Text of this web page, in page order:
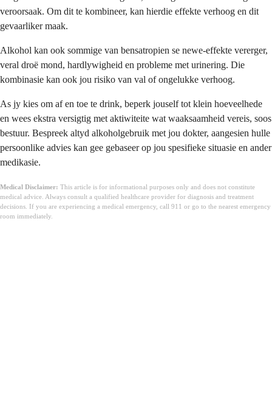
veroorsaak. Om dit te kombineer, kan hierdie effekte verhoog en dit
gevaarliker maak.
Alkohol kan ook sommige van bensatropien se newe-effekte vererger,
veral droë mond, hardlywigheid en probleme met urinering. Die
kombinasie kan ook jou risiko van val of ongelukke verhoog.
As jy kies om af en toe te drink, beperk jouself tot klein hoeveelhede
en wees ekstra versigtig met aktiwiteite wat waaksaamheid vereis, soos
bestuur. Bespreek altyd alkoholgebruik met jou dokter, aangesien hulle
persoonlike advies kan gee gebaseer op jou spesifieke situasie en ander
medikasie.
Medical Disclaimer: This article is for informational purposes only and does not constitute
medical advice. Always consult a qualified healthcare provider for diagnosis and treatment
decisions. If you are experiencing a medical emergency, call 911 or go to the nearest emergency
room immediately.